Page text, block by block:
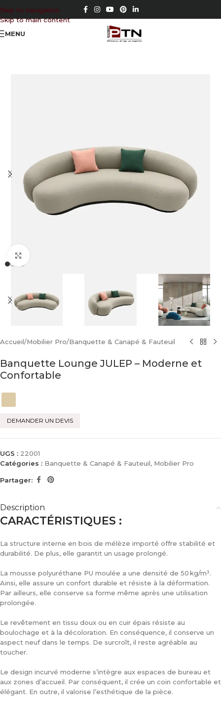
Skip to navigation
Skip to main content
MENU
Accueil/Mobilier Pro/Banquette & Canapé & Fauteuil
Banquette Lounge JULEP – Moderne et
Confortable
DEMANDER UN DEVIS
UGS : 22001
Catégories : Banquette & Canapé & Fauteuil, Mobilier Pro
Partager:
Description
CARACTÉRISTIQUES :
La structure interne en bois de mélèze importé offre stabilité et
durabilité. De plus, elle garantit un usage prolongé.
La mousse polyuréthane PU moulée a une densité de 50 kg/m³.
Ainsi, elle assure un confort durable et résiste à la déformation.
Par ailleurs, elle conserve sa forme même après une utilisation
prolongée.
Le revêtement en tissu doux ou en cuir épais résiste au
boulochage et à la décoloration. En conséquence, il conserve un
aspect neuf dans le temps. De surcroît, il reste agréable au
toucher.
Le design incurvé moderne s’intègre aux espaces de bureau et
aux zones d’accueil. Par conséquent, il crée un coin confortable et
élégant. En outre, il valorise l’esthétique de la pièce.